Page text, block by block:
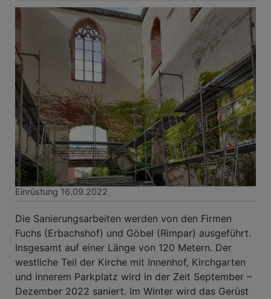
Einrüstung 16.09.2022
Die Sanierungsarbeiten werden von den Firmen
Fuchs (Erbachshof) und Göbel (Rimpar) ausgeführt.
Insgesamt auf einer Länge von 120 Metern. Der
westliche Teil der Kirche mit Innenhof, Kirchgarten
und innerem Parkplatz wird in der Zeit September –
Dezember 2022 saniert. Im Winter wird das Gerüst